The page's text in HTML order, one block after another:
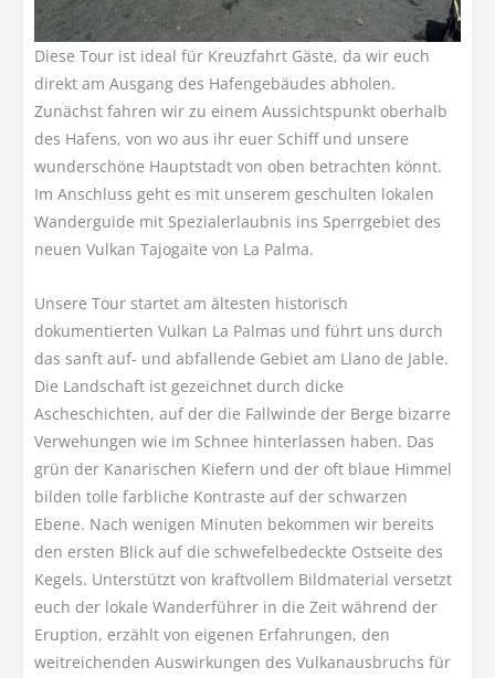
Diese Tour ist ideal für Kreuzfahrt Gäste, da wir euch
direkt am Ausgang des Hafengebäudes abholen.
Zunächst fahren wir zu einem Aussichtspunkt oberhalb
des Hafens, von wo aus ihr euer Schiff und unsere
wunderschöne Hauptstadt von oben betrachten könnt.
Im Anschluss geht es mit unserem geschulten lokalen
Wanderguide mit Spezialerlaubnis ins Sperrgebiet des
neuen Vulkan Tajogaite von La Palma.
Unsere Tour startet am ältesten historisch
dokumentierten Vulkan La Palmas und führt uns durch
das sanft auf- und abfallende Gebiet am Llano de Jable.
Die Landschaft ist gezeichnet durch dicke
Ascheschichten, auf der die Fallwinde der Berge bizarre
Verwehungen wie im Schnee hinterlassen haben. Das
grün der Kanarischen Kiefern und der oft blaue Himmel
bilden tolle farbliche Kontraste auf der schwarzen
Ebene. Nach wenigen Minuten bekommen wir bereits
den ersten Blick auf die schwefelbedeckte Ostseite des
Kegels. Unterstützt von kraftvollem Bildmaterial versetzt
euch der lokale Wanderführer in die Zeit während der
Eruption, erzählt von eigenen Erfahrungen, den
weitreichenden Auswirkungen des Vulkanausbruchs für